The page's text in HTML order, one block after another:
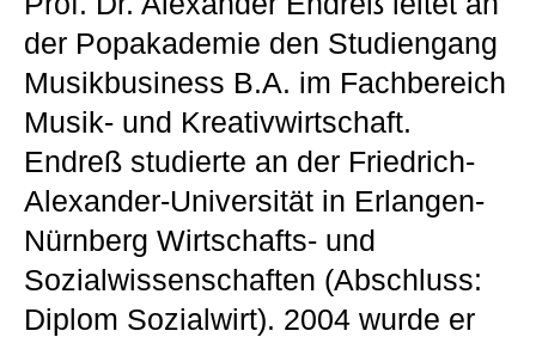
der Popakademie den Studiengang
Musikbusiness B.A. im Fachbereich
Musik- und Kreativwirtschaft.
Endreß studierte an der Friedrich-
Alexander-Universität in Erlangen-
Nürnberg Wirtschafts- und
Sozialwissenschaften (Abschluss:
Diplom Sozialwirt). 2004 wurde er